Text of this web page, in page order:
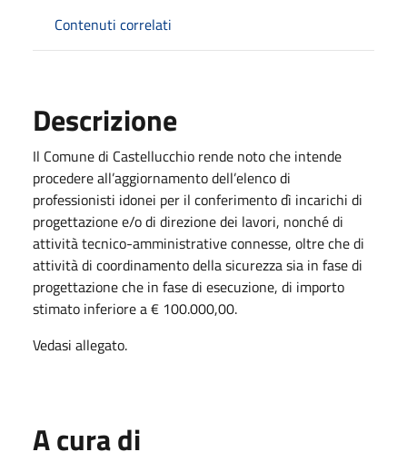
Contenuti correlati
Descrizione
Il Comune di Castellucchio rende noto che intende
procedere all’aggiornamento dell’elenco di
professionisti idonei per il conferimento dì incarichi di
progettazione e/o di direzione dei lavori, nonché di
attività tecnico-amministrative connesse, oltre che di
attività di coordinamento della sicurezza sia in fase di
progettazione che in fase di esecuzione, di importo
stimato inferiore a € 100.000,00.
Vedasi allegato.
A cura di